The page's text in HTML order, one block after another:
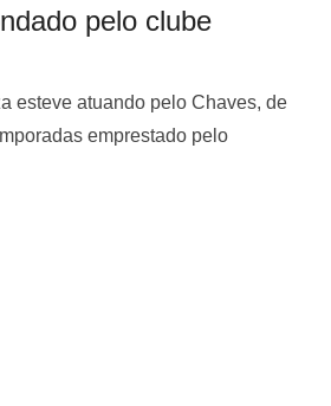
pelo clube
esteve atuando pelo Chaves, de
emprestado pelo